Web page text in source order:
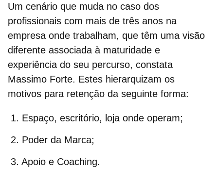
Um cenário que muda no caso dos
profissionais com mais de três anos na
empresa onde trabalham, que têm uma visão
diferente associada à maturidade e
experiência do seu percurso, constata
Massimo Forte. Estes hierarquizam os
motivos para retenção da seguinte forma:
Espaço, escritório, loja onde operam;
Poder da Marca;
Apoio e Coaching.